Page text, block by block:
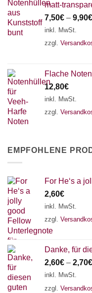
matt-
7,50€ – 9,90€
inkl. MwSt.
zzgl.
Flache
12,80€
inkl. MwSt.
zzgl.
EMPFOHLENE
For He‘s a
2,60€
inkl. MwSt.
zzgl.
Danke, für
2,60€ – 2,70€
inkl. MwSt.
zzgl.